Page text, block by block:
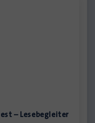
– Lesebegleiter